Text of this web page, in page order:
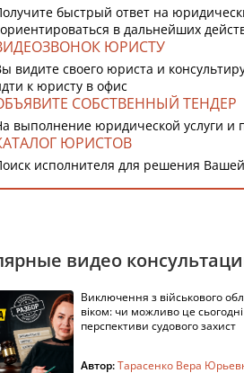
быстрый ответ на
в дальнейших
ЮРИСТУ
видите своего юриста и
к юристу в офис
СОБСТВЕННЫЙ ТЕНДЕР
выполнение юридической услуги и
ЮРИСТОВ
исполнителя для решения
видео
Виключення з військового
віком: чи можливо це сьогодні
перспективи судового захист
Автор:Тарасенко Вера